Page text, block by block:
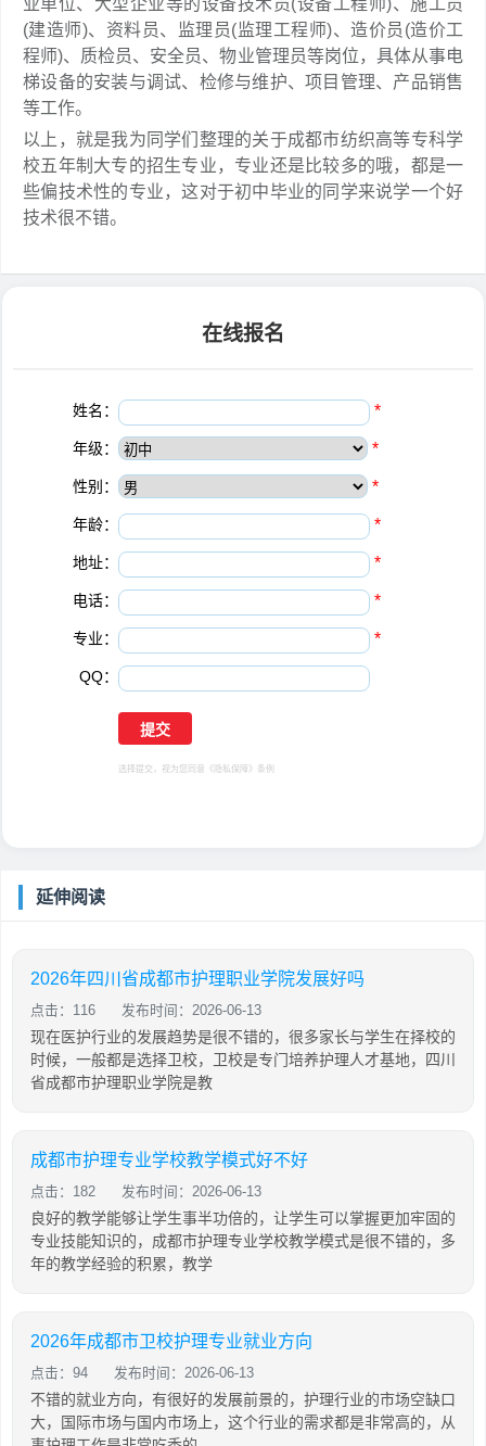
业单位、大型企业等的设备技术员(设备工程师)、施工员
(建造师)、资料员、监理员(监理工程师)、造价员(造价工
程师)、质检员、安全员、物业管理员等岗位，具体从事电
梯设备的安装与调试、检修与维护、项目管理、产品销售
等工作。
以上，就是我为同学们整理的关于成都市纺织高等专科学
校五年制大专的招生专业，专业还是比较多的哦，都是一
些偏技术性的专业，这对于初中毕业的同学来说学一个好
技术很不错。
在线报名
姓名： *
年级： *
性别： *
年龄： *
地址： *
电话： *
专业： *
QQ：
选择提交，视为您同意 《隐私保障》 条例
延伸阅读
2026年四川省成都市护理职业学院发展好吗
点击：116 发布时间：2026-06-13
现在医护行业的发展趋势是很不错的，很多家长与学生在择校的
时候，一般都是选择卫校，卫校是专门培养护理人才基地，四川
省成都市护理职业学院是教
成都市护理专业学校教学模式好不好
点击：182 发布时间：2026-06-13
良好的教学能够让学生事半功倍的，让学生可以掌握更加牢固的
专业技能知识的，成都市护理专业学校教学模式是很不错的，多
年的教学经验的积累，教学
2026年成都市卫校护理专业就业方向
点击：94 发布时间：2026-06-13
不错的就业方向，有很好的发展前景的，护理行业的市场空缺口
大，国际市场与国内市场上，这个行业的需求都是非常高的，从